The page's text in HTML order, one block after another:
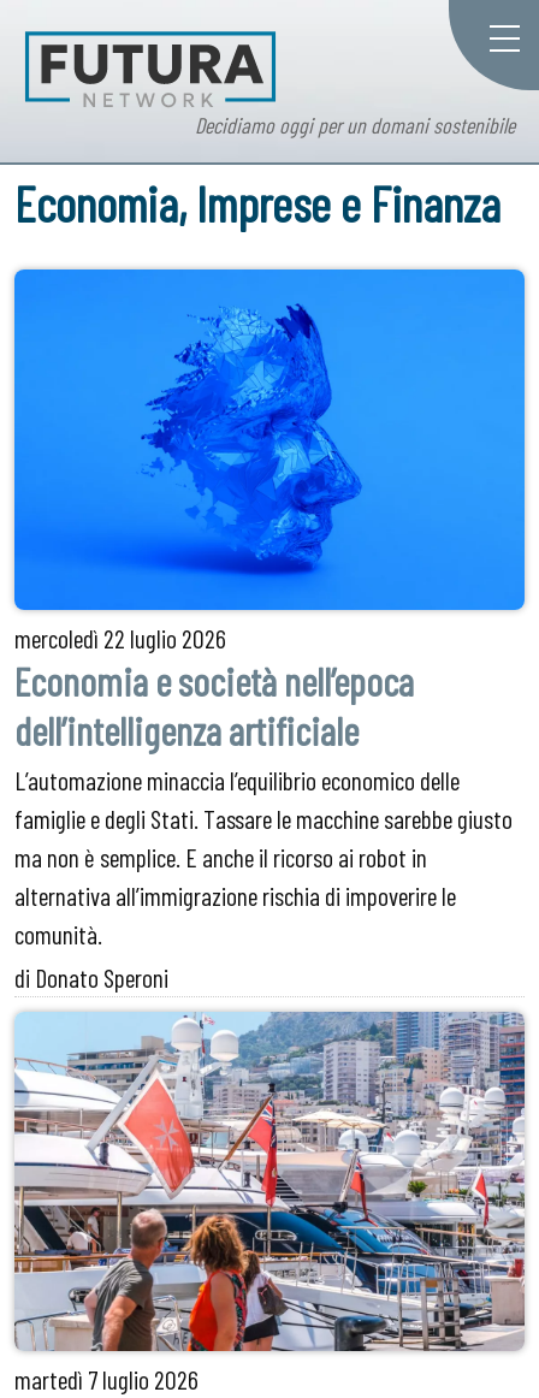
Decidiamo oggi per un domani sostenibile
Economia, Imprese e Finanza
mercoledì 22 luglio 2026
Economia e società nell’epoca
dell’intelligenza artificiale
L’automazione minaccia l’equilibrio economico delle
famiglie e degli Stati. Tassare le macchine sarebbe giusto
ma non è semplice. E anche il ricorso ai robot in
alternativa all’immigrazione rischia di impoverire le
comunità.
di Donato Speroni
martedì 7 luglio 2026